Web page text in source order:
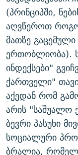
(პრინციპში,
აღვწეროთ
მათზე გაცემული
ერთობლიობა).
ინდექსები"
ქართველი"
აქედან რომ
არის "საშუალო
ბევრი პასუხი
სოციალური
ბრალია,